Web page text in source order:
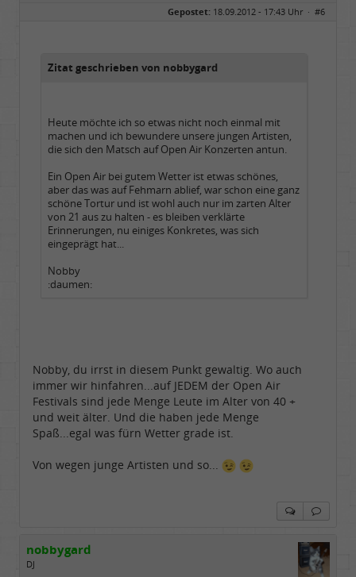
Gepostet: 18.09.2012 - 17:43 Uhr · #6
Zitat geschrieben von nobbygard
Heute möchte ich so etwas nicht noch einmal mit
machen und ich bewundere unsere jungen Artisten,
die sich den Matsch auf Open Air Konzerten antun.
Ein Open Air bei gutem Wetter ist etwas schönes,
aber das was auf Fehmarn ablief, war schon eine ganz
schöne Tortur und ist wohl auch nur im zarten Alter
von 21 aus zu halten - es bleiben verklärte
Erinnerungen, nu einiges Konkretes, was sich
eingeprägt hat...
Nobby
:daumen:
Nobby, du irrst in diesem Punkt gewaltig. Wo auch
immer wir hinfahren...auf JEDEM der Open Air
Festivals sind jede Menge Leute im Alter von 40 +
und weit älter. Und die haben jede Menge
Spaß...egal was fürn Wetter grade ist.
Von wegen junge Artisten und so...
nobbygard
DJ